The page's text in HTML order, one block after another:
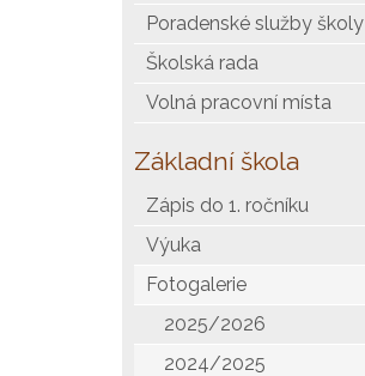
Poradenské služby školy
Školská rada
Volná pracovní místa
Základní škola
Zápis do 1. ročníku
Výuka
Fotogalerie
2025/2026
2024/2025